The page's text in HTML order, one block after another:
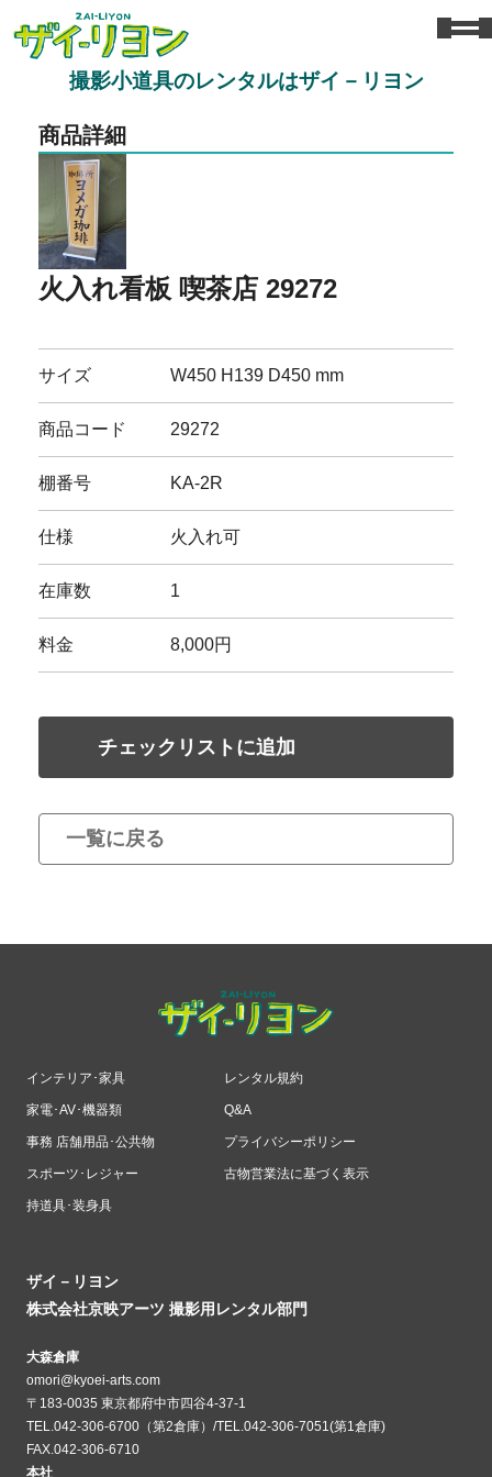
撮影小道具のレンタルはザイ－リヨン
商品詳細
火入れ看板 喫茶店 29272
サイズ W450 H139 D450 mm
商品コード 29272
棚番号 KA-2R
仕様 火入れ可
在庫数 1
料金 8,000円
チェックリストに追加
一覧に戻る
インテリア･家具
家電･AV･機器類
事務 店舗用品･公共物
スポーツ･レジャー
持道具･装身具
レンタル規約
Q&A
プライバシーポリシー
古物営業法に基づく表示
ザイ－リヨン
株式会社京映アーツ 撮影用レンタル部門
大森倉庫
omori@kyoei-arts.com
〒183-0035 東京都府中市四谷4-37-1
TEL.042-306-6700（第2倉庫）/TEL.042-306-7051(第1倉庫)
FAX.042-306-6710
本社